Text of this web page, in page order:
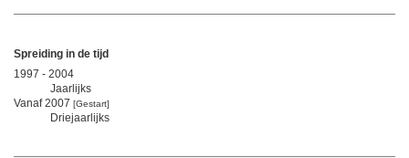
Spreiding in de tijd
1997 - 2004
Jaarlijks
Vanaf 2007 [Gestart]
Driejaarlijks